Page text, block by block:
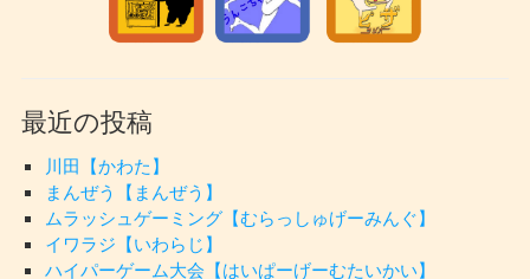
最近の投稿
川田【かわた】
まんぜう【まんぜう】
ムラッシュゲーミング【むらっしゅげーみんぐ】
イワラジ【いわらじ】
ハイパーゲーム大会【はいぱーげーむたいかい】